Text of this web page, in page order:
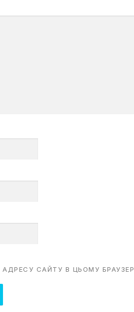
АДРЕСУ САЙТУ В ЦЬОМУ